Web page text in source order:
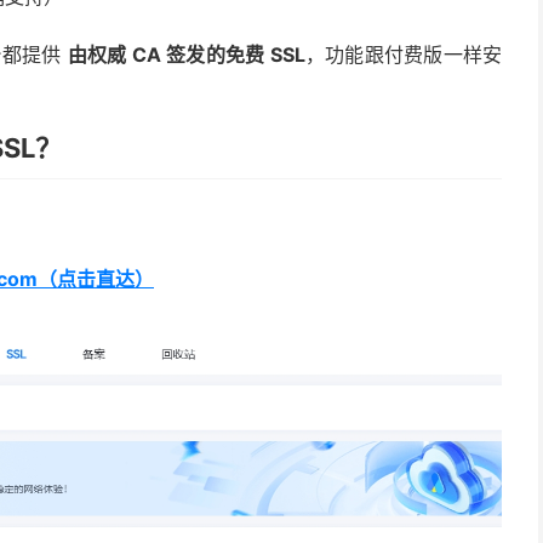
提供 由权威 CA 签发的免费 SSL，功能跟付费版一样安
？
（点击直达）